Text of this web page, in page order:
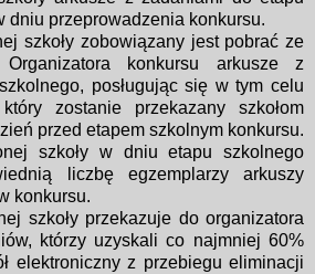
dniu przeprowadzenia konkursu.
szkoły zobowiązany jest pobrać ze
Organizatora konkursu arkusze z
szkolnego, posługując się w tym celu
zostanie przekazany szkołom
przed etapem szkolnym konkursu.
szkoły w dniu etapu szkolnego
liczbę egzemplarzy arkuszy
konkursu.
szkoły przekazuje do organizatora
którzy uzyskali co najmniej 60%
elektroniczny z przebiegu eliminacji